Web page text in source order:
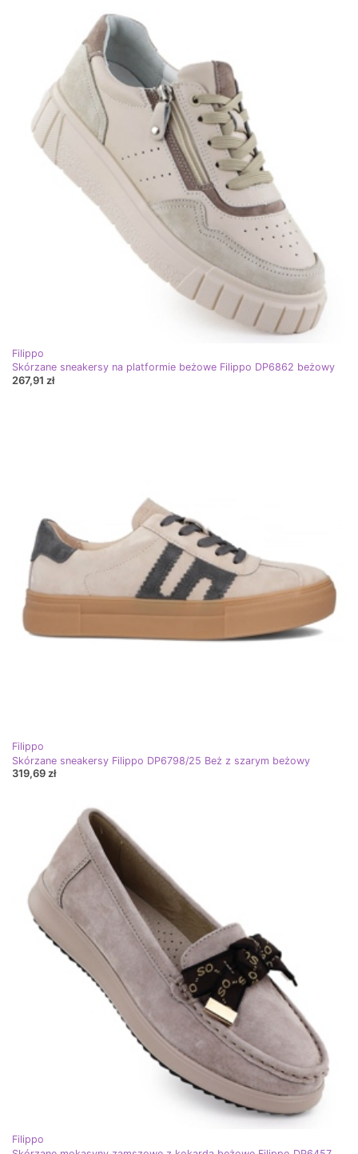
Filippo
Skórzane sneakersy na platformie beżowe Filippo DP6862 beżowy
267,91 zł
Filippo
Skórzane sneakersy Filippo DP6798/25 Beż z szarym beżowy
319,69 zł
Filippo